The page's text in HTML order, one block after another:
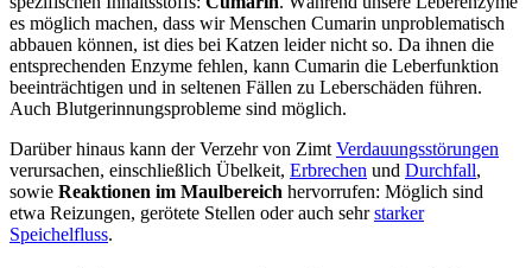
es möglich machen, dass wir Menschen Cumarin unproblematisch
abbauen können, ist dies bei Katzen leider nicht so. Da ihnen die
entsprechenden Enzyme fehlen, kann Cumarin die Leberfunktion
beeinträchtigen und in seltenen Fällen zu Leberschäden führen.
Auch Blutgerinnungsprobleme sind möglich.
Darüber hinaus kann der Verzehr von Zimt Verdauungsstörungen
verursachen, einschließlich Übelkeit, Erbrechen und Durchfall,
sowie Reaktionen im Maulbereich hervorrufen: Möglich sind
etwa Reizungen, gerötete Stellen oder auch sehrstarker
Speichelfluss.